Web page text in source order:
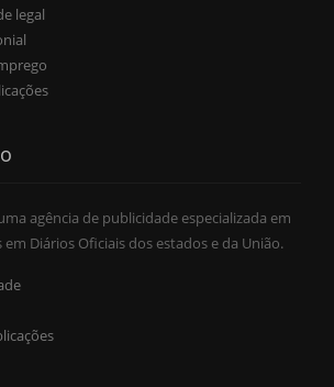
legal
agência de publicidade especializada em
em Diários Oficiais dos estados e da União.